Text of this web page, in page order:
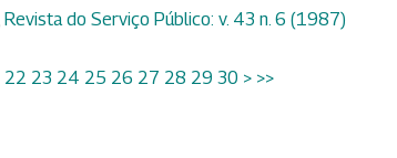
Revista do Serviço Público: v. 43 n. 6 (1987)
22 23 24 25 26 27 28 29 30 > >>